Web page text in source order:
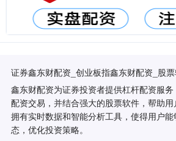
证券鑫东财配资_创业板指鑫东财配资_股
鑫东财配资为证券投资者提供杠杆配资服
配资交易，并结合强大的股票软件，帮助
拥有实时数据和智能分析工具，使得用户
态，优化投资策略。